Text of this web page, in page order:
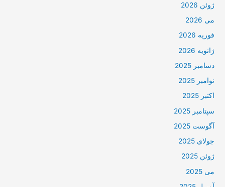
ژوئن 2026
می 2026
فوریه 2026
ژانویه 2026
دسامبر 2025
نوامبر 2025
اکتبر 2025
سپتامبر 2025
آگوست 2025
جولای 2025
ژوئن 2025
می 2025